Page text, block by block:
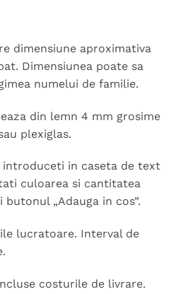
dimensiune aproximativa
Dimensiunea poate sa
numelui de familie.
din lemn 4 mm grosime
plexiglas.
introduceti in caseta de text
culoarea si cantitatea
„Adauga in cos”.
lucratoare. Interval de
costurile de livrare.